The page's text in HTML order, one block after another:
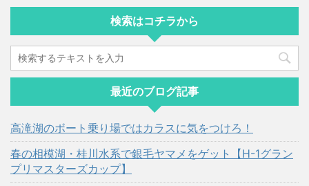
検索はコチラから
最近のブログ記事
高滝湖のボート乗り場ではカラスに気をつけろ！
春の相模湖・桂川水系で銀毛ヤマメをゲット【H-1グラン
プリマスターズカップ】